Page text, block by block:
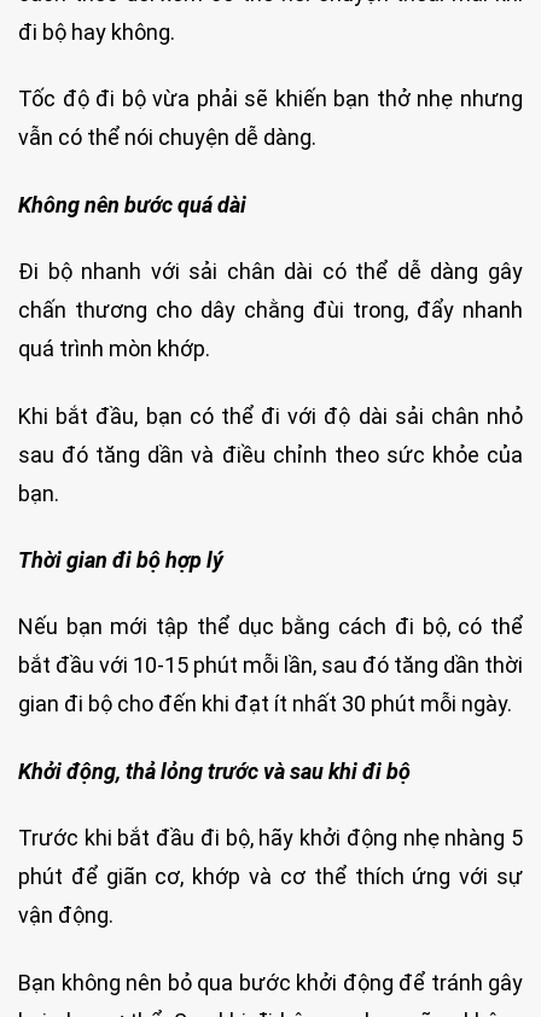
đi bộ hay không.
Tốc độ đi bộ vừa phải sẽ khiến bạn thở nhẹ nhưng
vẫn có thể nói chuyện dễ dàng.
Không nên bước quá dài
Đi bộ nhanh với sải chân dài có thể dễ dàng gây
chấn thương cho dây chằng đùi trong, đẩy nhanh
quá trình mòn khớp.
Khi bắt đầu, bạn có thể đi với độ dài sải chân nhỏ
sau đó tăng dần và điều chỉnh theo sức khỏe của
bạn.
Thời gian đi bộ hợp lý
Nếu bạn mới tập thể dục bằng cách đi bộ, có thể
bắt đầu với 10-15 phút mỗi lần, sau đó tăng dần thời
gian đi bộ cho đến khi đạt ít nhất 30 phút mỗi ngày.
Khởi động, thả lỏng trước và sau khi đi bộ
Trước khi bắt đầu đi bộ, hãy khởi động nhẹ nhàng 5
phút để giãn cơ, khớp và cơ thể thích ứng với sự
vận động.
Bạn không nên bỏ qua bước khởi động để tránh gây